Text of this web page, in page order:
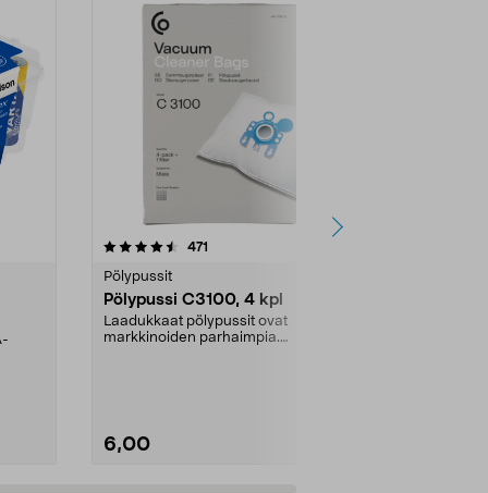
471
Pölypussit
Pölypussi C3100, 4 kpl
Laadukkaat pölypussit ovat
markkinoiden parhaimpia.
6,00
4.5viidestä